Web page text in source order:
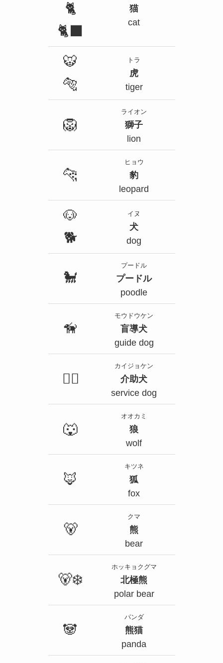
🐈
🐈‍⬛
猫
cat
🐯
🐅
トラ
虎
tiger
🦁
ライオン
獅子
lion
🐆
ヒョウ
豹
leopard
🐶
🐕
イヌ
犬
dog
🐩
プードル
プードル
poodle
🦮
モウドウケン
盲導犬
guide dog
🐕‍🦺
カイジョケン
介助犬
service dog
🐺
オオカミ
狼
wolf
🦊
キツネ
狐
fox
🐻
クマ
熊
bear
🐻‍❄️
ホッキョクグマ
北極熊
polar bear
🐼
パンダ
熊猫
panda